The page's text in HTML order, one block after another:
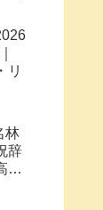
リ
林
辞
に